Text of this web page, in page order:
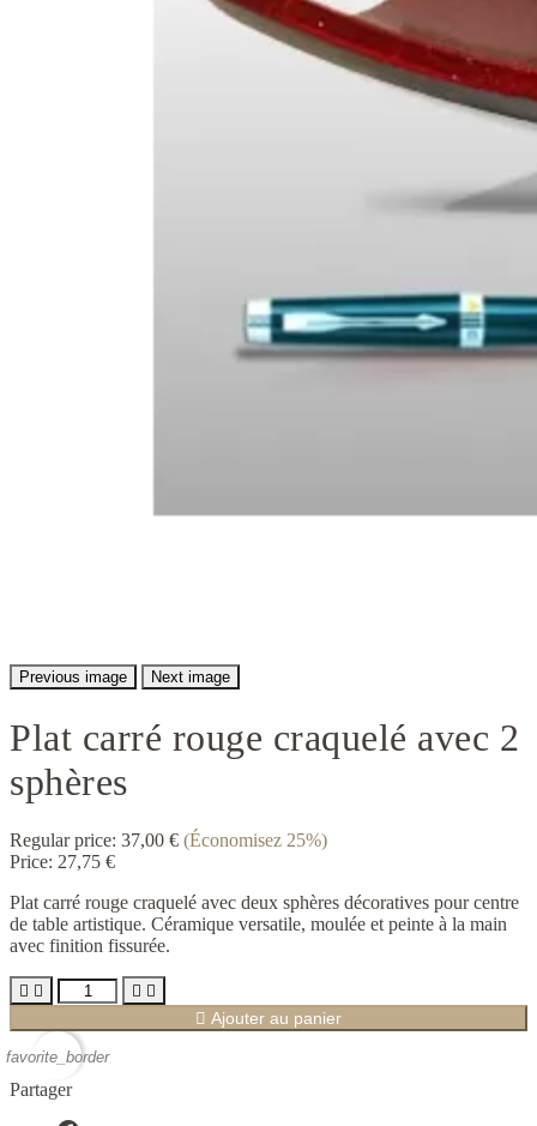
Previous image Next image
Plat carré rouge craquelé avec 2
sphères
Regular price: 37,00 € (Économisez 25%)
Price: 27,75 €
Plat carré rouge craquelé avec deux sphères décoratives pour centre
de table artistique. Céramique versatile, moulée et peinte à la main
avec finition fissurée.
   
 Ajouter au panier
favorite_border
Partager